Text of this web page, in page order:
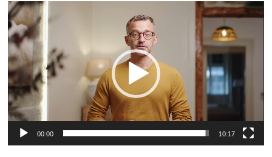
Lecteur
vidéo
00:00 10:17